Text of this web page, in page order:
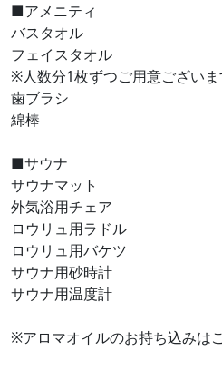
■アメニティ
バスタオル
フェイスタオル
※人数分1枚ずつご用意ございま
歯ブラシ
綿棒
■サウナ
サウナマット
外気浴用チェア
ロウリュ用ラドル
ロウリュ用バケツ
サウナ用砂時計
サウナ用温度計
※アロマオイルのお持ち込みは